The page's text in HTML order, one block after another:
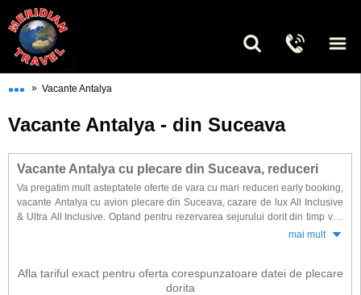
••• » Vacante Antalya
Vacante Antalya - din Suceava
Vacante Antalya cu plecare din Suceava, reduceri
Va pregatim mult asteptatele oferte de vara cu mari reduceri early booking,
vacante Antalya cu avion plecare din Suceava, cazare de lux All Inclusive
& Ultra All Inclusive. Optand pentru rezervarea sejurului dorit din timp veti
beneficia de cele mai mari reduceri, preturi promotionale & discounturi
Doriti sa beneficiati de cele mai bune oferte pentru?. Cautati din timp
mai mult
Afla tariful exact pentru oferta corespunzatoare datei de plecare
dorita